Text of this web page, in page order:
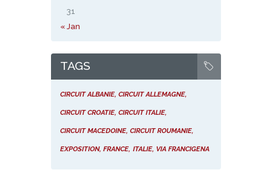
31
« Jan
TAGS
CIRCUIT ALBANIE CIRCUIT ALLEMAGNE
CIRCUIT CROATIE CIRCUIT ITALIE
CIRCUIT MACEDOINE CIRCUIT ROUMANIE
EXPOSITION FRANCE ITALIE VIA FRANCIGENA